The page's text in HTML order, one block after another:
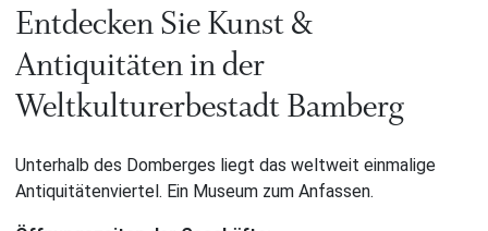
Entdecken Sie Kunst &
Antiquitäten in der
Weltkulturerbestadt Bamberg
Unterhalb des Domberges liegt das weltweit einmalige
Antiquitätenviertel. Ein Museum zum Anfassen.